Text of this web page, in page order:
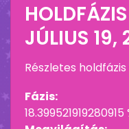
JÚLIUS 19,
Részletes
Fázis:
18.399521919280915